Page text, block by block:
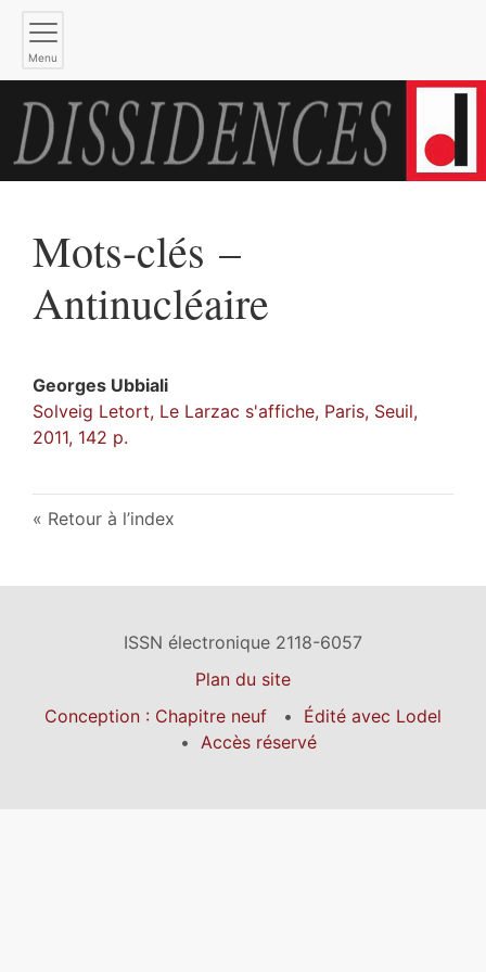
Menu
Mots-clés –
Antinucléaire
Georges Ubbiali
Solveig Letort, Le Larzac s'affiche, Paris, Seuil,
2011, 142 p.
Retour à l’index
ISSN électronique 2118-6057
Plan du site
Conception : Chapitre neuf
Édité avec Lodel
Accès réservé